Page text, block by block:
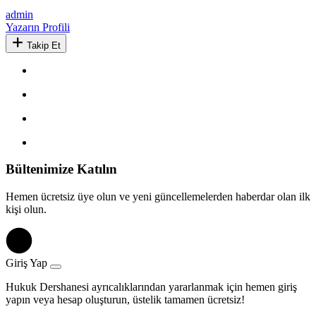
admin
Yazarın Profili
Takip Et
Bültenimize Katılın
Hemen ücretsiz üye olun ve yeni güncellemelerden haberdar olan ilk
kişi olun.
Giriş Yap
Hukuk Dershanesi ayrıcalıklarından yararlanmak için hemen giriş
yapın veya hesap oluşturun, üstelik tamamen ücretsiz!